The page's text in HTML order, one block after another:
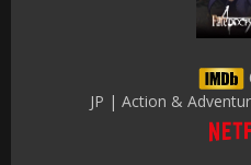
JP | Action &